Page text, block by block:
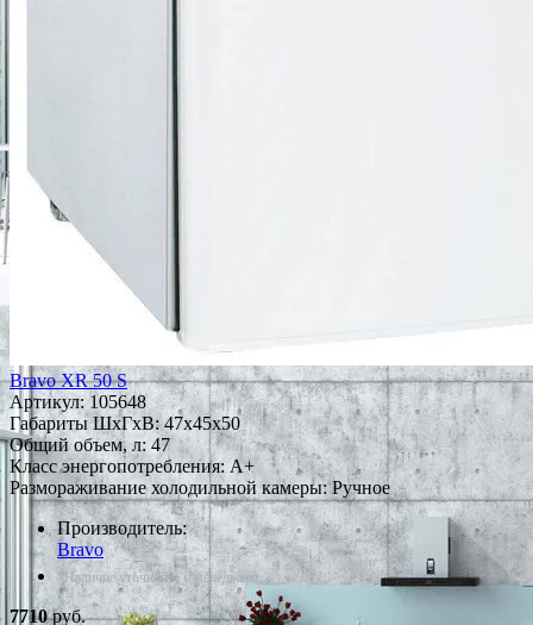
Bravo XR 50 S
Артикул:105648
Габариты ШxГxВ: 47x45x50
Общий объем, л: 47
Класс энергопотребления: A+
Размораживание холодильной камеры: Ручное
Производитель:
Bravo
*Наличие уточняйте у менеджера
7710руб.